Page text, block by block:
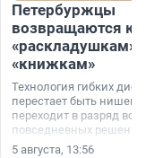
Петербуржцы
возвращаются к
«раскладушкам»
«книжкам»
Технология гибких
перестает быть
переходит в разряд
повседневных
5 августа, 13:56